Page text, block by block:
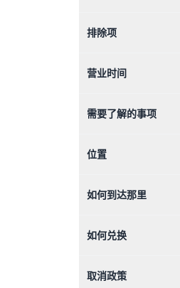
排除项
营业时间
需要了解的事项
位置
如何到达那里
如何兑换
取消政策